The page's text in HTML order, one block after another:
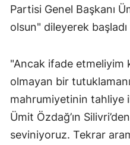
Partisi Genel Başkanı
olsun" dileyerek
"Ancak ifade etmeliyim
olmayan bir
mahrumiyetinin tahliye
Ümit Özdağ’ın
seviniyoruz. Tekrar